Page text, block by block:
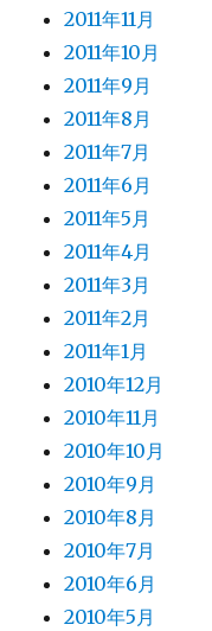
2011年11月
2011年10月
2011年9月
2011年8月
2011年7月
2011年6月
2011年5月
2011年4月
2011年3月
2011年2月
2011年1月
2010年12月
2010年11月
2010年10月
2010年9月
2010年8月
2010年7月
2010年6月
2010年5月